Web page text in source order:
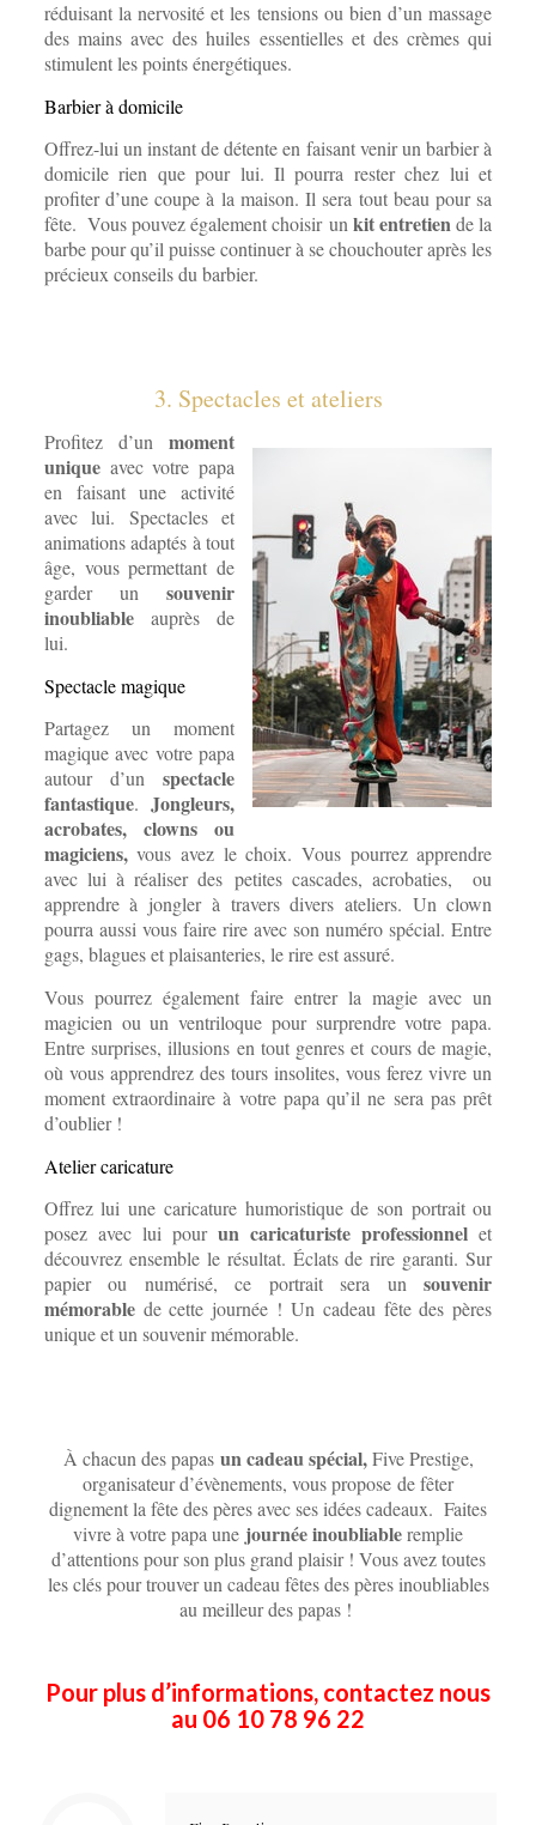
réduisant la nervosité et les tensions ou bien d’un massage
des mains avec des huiles essentielles et des crèmes qui
stimulent les points énergétiques.
Barbier à domicile
Offrez-lui un instant de détente en faisant venir un barbier à
domicile rien que pour lui. Il pourra rester chez lui et
profiter d’une coupe à la maison. Il sera tout beau pour sa
fête. Vous pouvez également choisirun kit entretiende la
barbe pour qu’il puisse continuer à se chouchouter après les
précieux conseils du barbier.
3. Spectacles et ateliers
Profitez d’unmoment
uniqueavec votre papa
en faisant une activité
avec lui. Spectacles et
animations adaptés à tout
âge, vous permettant de
garder unsouvenir
inoubliableauprès de
lui.
Spectacle magique
Partagez un moment
magique avec votre papa
autour d’unspectacle
fantastique.Jongleurs,
acrobates, clowns ou
magiciens,vous avez le choix. Vous pourrez apprendre
avec lui à réaliser des petites cascades, acrobaties, ou
apprendre à jongler à travers divers ateliers. Un clown
pourra aussi vous faire rire avec son numéro spécial. Entre
gags, blagues et plaisanteries, le rire est assuré.
Vous pourrez également faire entrer la magie avec un
magicien ou un ventriloque pour surprendre votre papa.
Entre surprises, illusions en tout genres et cours de magie,
où vous apprendrez des tours insolites, vous ferez vivre un
moment extraordinaire à votre papa qu’il ne sera pas prêt
d’oublier !
Atelier caricature
Offrez lui une caricature humoristique de son portrait ou
posez avec lui pourun caricaturiste professionnel et
découvrez ensemble le résultat. Éclats de rire garanti. Sur
papier ou numérisé, ce portrait sera unsouvenir
mémorablede cette journée ! Un cadeau fête des pères
unique et un souvenir mémorable.
À chacun des papas un cadeau spécial,Five Prestige,
organisateur d’évènements, vous propose de fêter
dignement la fête des pères avec ses idées cadeaux. Faites
vivre à votre papa une journée inoubliableremplie
d’attentions pour son plus grand plaisir ! Vous avez toutes
les clés pour trouver un cadeau fêtes des pères inoubliables
au meilleur des papas !
Pour plus d’informations, contactez nous
au 06 10 78 96 22